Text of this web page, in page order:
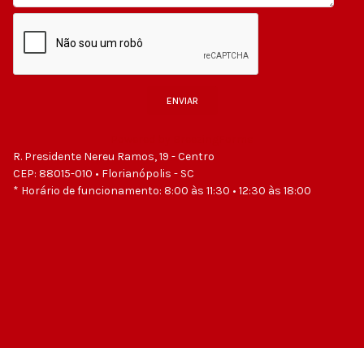
ENVIAR
R. Presidente Nereu Ramos, 19 - Centro
CEP: 88015-010 • Florianópolis - SC
* Horário de funcionamento: 8:00 às 11:30 • 12:30 às 18:00